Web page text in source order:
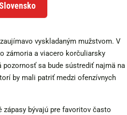
vyskladaným mužstvom. V
zámoria a viacero korčuliarsky
sa bude sústrediť najmä na
by mali patriť medzi ofenzívnych
bývajú pre favoritov často